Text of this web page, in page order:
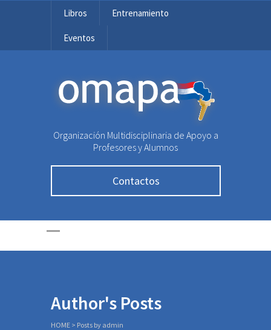
Libros Entrenamiento
Eventos
OMAPA
Organización Multidisciplinaria de Apoyo a
Profesores y Alumnos
Contactos
Author's Posts
HOME > Posts by admin